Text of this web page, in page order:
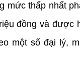
mức thấp nhất
đồng và được
một số đại lý,